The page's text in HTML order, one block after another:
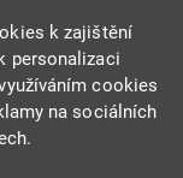
k zajištění
personalizaci
cookies
na sociálních